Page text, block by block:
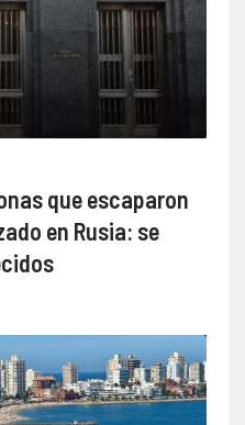
que escaparon
en Rusia: se